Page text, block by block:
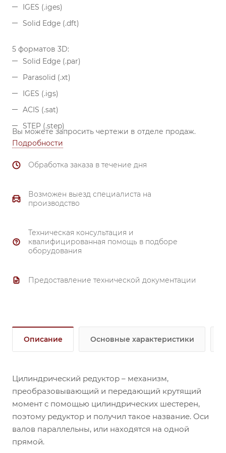
IGES (.iges)
Solid Edge (.dft)
5 форматов 3D:
Solid Edge (.par)
Parasolid (.xt)
IGES (.igs)
ACIS (.sat)
STEP (.step)
Вы можете запросить чертежи в отделе продаж.
Подробности
Обработка заказа в течение дня
Возможен выезд специалиста на
производство
Техническая консультация и
квалифицированная помощь в подборе
оборудования
Предоставление технической документации
Описание Основные характеристики
Цилиндрический редуктор – механизм,
преобразовывающий и передающий крутящий
момент с помощью цилиндрических шестерен,
поэтому редуктор и получил такое название. Оси
валов параллельны, или находятся на одной
прямой.